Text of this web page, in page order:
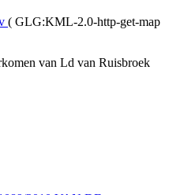
( GLG:KML-2.0-http-get-map
van Ld van Ruisbroek